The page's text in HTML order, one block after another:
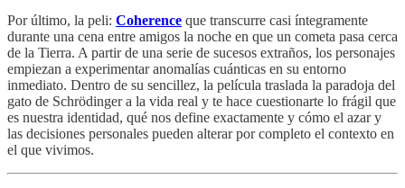
Por último, la peli: Coherence que transcurre casi íntegramente
durante una cena entre amigos la noche en que un cometa pasa cerca
de la Tierra. A partir de una serie de sucesos extraños, los personajes
empiezan a experimentar anomalías cuánticas en su entorno
inmediato. Dentro de su sencillez, la película traslada la paradoja del
gato de Schrödinger a la vida real y te hace cuestionarte lo frágil que
es nuestra identidad, qué nos define exactamente y cómo el azar y
las decisiones personales pueden alterar por completo el contexto en
el que vivimos.